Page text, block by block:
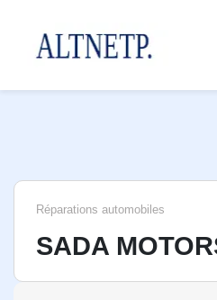
Réparations automobiles
SADA